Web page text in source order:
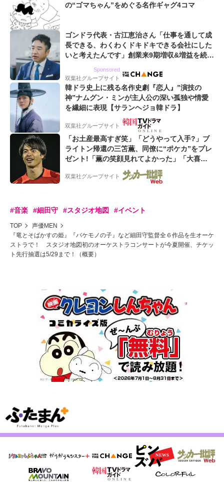
の“ゴマちゃん”をめぐる名作ギャグ4コマ
ゴンドラ代表・古江恵治さん「仕事を通して成
長できる、わくわくドキドキできる会社にした
いと考えたんです」創業来9期増収&増益を続け
Sponsored
双葉社グループサイト
韓ドラ史上に残る名作史劇『恋人』”演技の
神”ナムグン・ミンが主人公の深い孤独や情愛
を繊細に表現【サランヘジョ韓ドラ】
双葉社グループサイト
「お土産最高すぎ笑」「どうやって入手?」ブ
ライトン帰還の三笘薫、同僚に“ポケカ”をプレ
ゼント!「薫の笑顔見れてよかった」「大喜び
のリュテル可愛すぎ」
双葉社グループサイト
#音楽 #細田守 #スタジオ地図 #イベント
TOP
声優MEN
『竜とそばかすの姫』『バケモノの子』など細田守監督全６作品を生オーケ
ストラで！ スタジオ地図初のオーケストラコンサートが今夏開催、チケッ
ト先行抽選は5/29まで！（概要）